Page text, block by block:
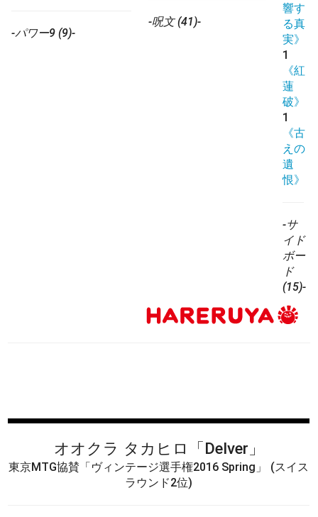
-パワー9 (9)-
-呪文 (41)-
響す
る真
実》
1
《紅
蓮
破》
1
《古
えの
遺
恨》
-サ
イド
ボー
ド
(15)-
オオクラ タカヒロ 「Delver」
東京MTG協賛「ヴィンテージ選手権2016 Spring」
(スイス
ラウンド2位)